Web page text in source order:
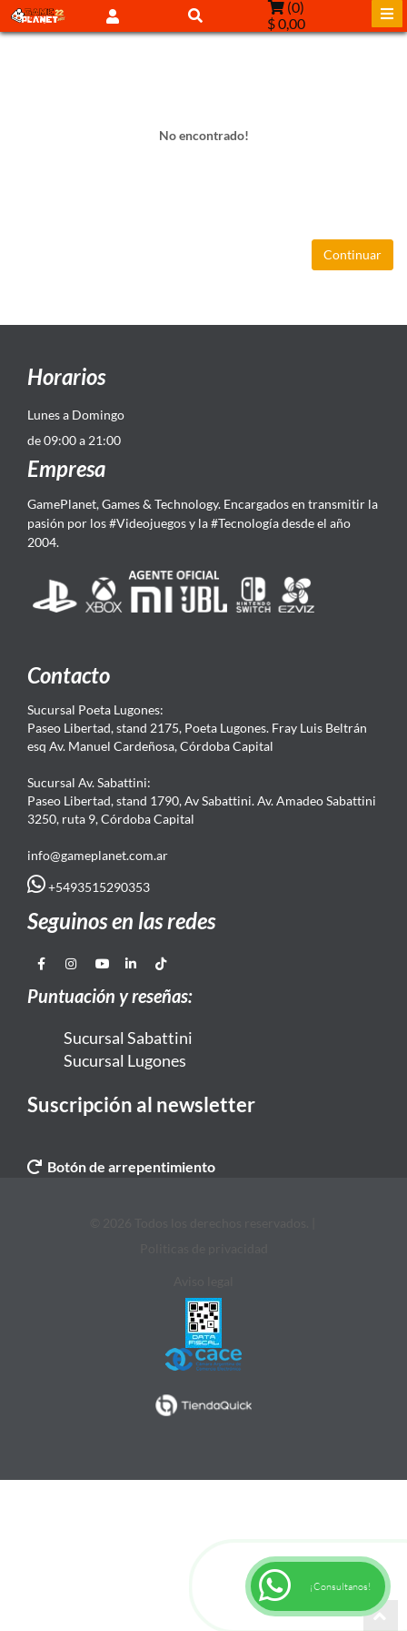
(0)
$ 0,00
No encontrado!
Continuar
Horarios
Lunes a Domingo
de 09:00 a 21:00
Empresa
GamePlanet, Games & Technology. Encargados en transmitir la
pasión por los #Videojuegos y la #Tecnología desde el año
2004.
Contacto
Sucursal Poeta Lugones:
Paseo Libertad, stand 2175, Poeta Lugones. Fray Luis Beltrán
esq Av. Manuel Cardeñosa, Córdoba Capital
Sucursal Av. Sabattini:
Paseo Libertad, stand 1790, Av Sabattini. Av. Amadeo Sabattini
3250, ruta 9, Córdoba Capital
info@gameplanet.com.ar
+5493515290353
Seguinos en las redes
Puntuación y reseñas:
Sucursal Sabattini
Sucursal Lugones
Suscripción al newsletter
Botón de arrepentimiento
¡Consultanos!